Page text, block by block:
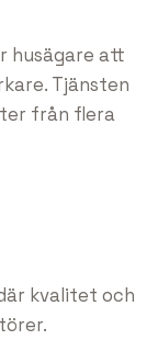
husägare att
Tjänsten
från flera
kvalitet och